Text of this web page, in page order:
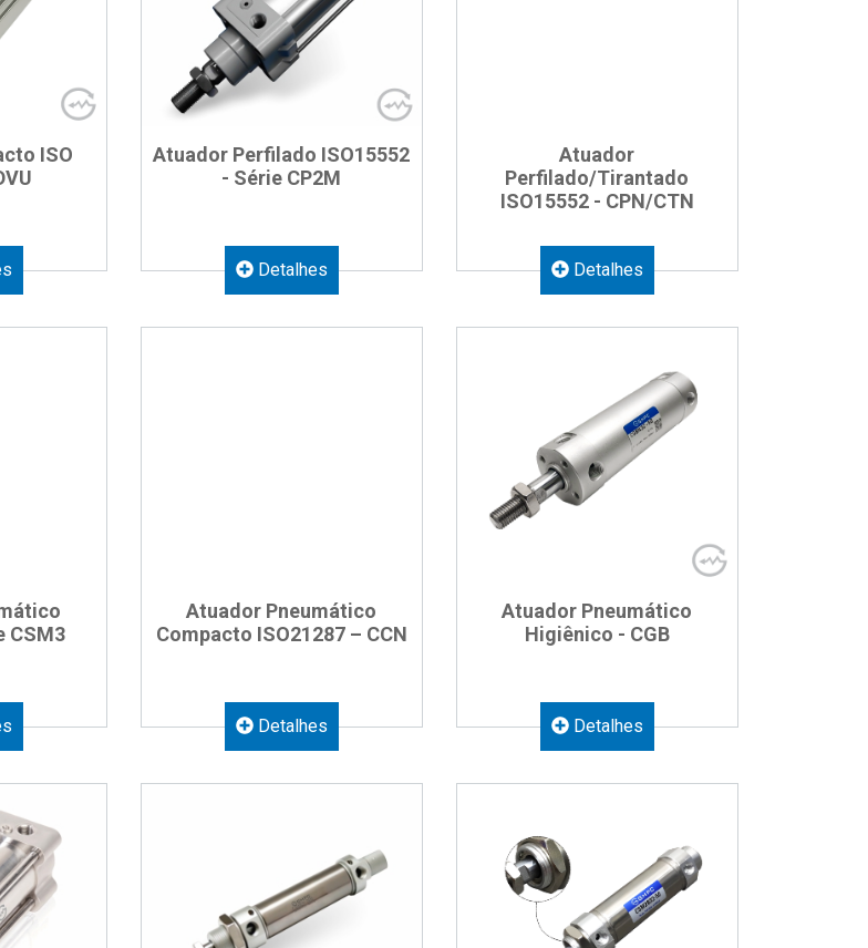
ISO
Atuador Perfilado ISO15552
- Série CP2M
Detalhes
Atuador
Perfilado/Tirantado
ISO15552 - CPN/CTN
Detalhes
CSM3
Atuador Pneumático
Compacto ISO21287 – CCN
Detalhes
Atuador Pneumático
Higiênico - CGB
Detalhes